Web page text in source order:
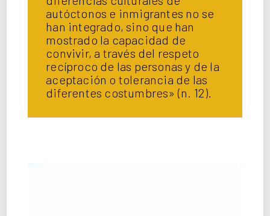
autóctonos e inmigrantes no se
han integrado, sino que han
mostrado la capacidad de
convivir, a través del respeto
recíproco de las personas y de la
aceptación o tolerancia de las
diferentes costumbres» (n. 12).